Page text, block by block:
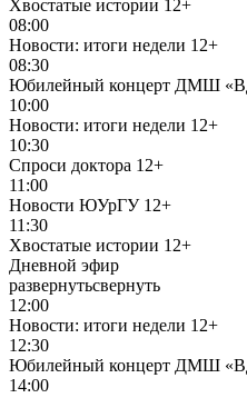
Хвостатые истории 12+
08:00
Новости: итоги недели 12+
08:30
Юбилейный концерт ДМШ
10:00
Новости: итоги недели 12+
10:30
Спроси доктора 12+
11:00
Новости ЮУрГУ 12+
11:30
Хвостатые истории 12+
Дневной эфир
развернутьсвернуть
12:00
Новости: итоги недели 12+
12:30
Юбилейный концерт ДМШ
14:00